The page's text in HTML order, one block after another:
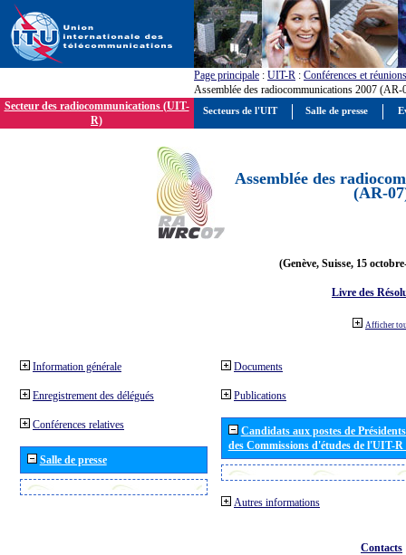
Page principale : UIT-R : Conférences et réunions
Assemblée des radiocommunications 2007 (AR-
Secteur des radiocommunications (UIT-
R)
Assemblée des
(AR-
(Genève, Suisse, 15
Livre des
Afficher
Information générale
Enregistrement des délégués
Conférences relatives
Salle de presse
Documents
Publications
Candidats aux postes de
des Commissions d'études de l'UIT-
Autres informations
Contacts
Secteurs de l'UIT Salle de presse